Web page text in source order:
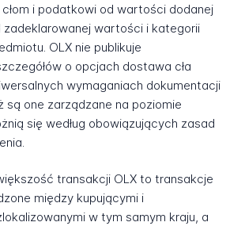
i podatkowi od wartości dodanej
zadeklarowanej wartości i kategorii
OLX nie publikuje
o opcjach dostawa cła
wymaganiach dokumentacji
są one zarządzane na poziomie
się według obowiązujących zasad
transakcji OLX to transakcje
między kupującymi i
w tym samym kraju, a